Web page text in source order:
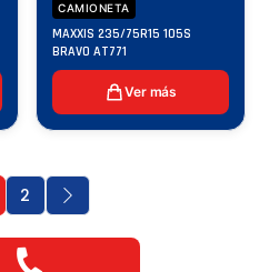
CAMIONETA
MAXXIS 235/75R15 105S
BRAVO AT771
Ver más
2